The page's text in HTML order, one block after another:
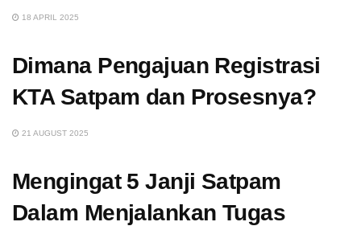
18 APRIL 2025
Dimana Pengajuan Registrasi
KTA Satpam dan Prosesnya?
21 AUGUST 2025
Mengingat 5 Janji Satpam
Dalam Menjalankan Tugas